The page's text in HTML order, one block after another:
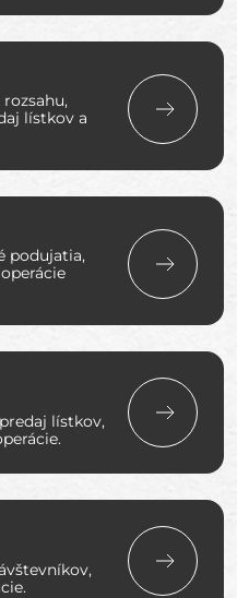
lístkov a
podujatia,
lístkov,